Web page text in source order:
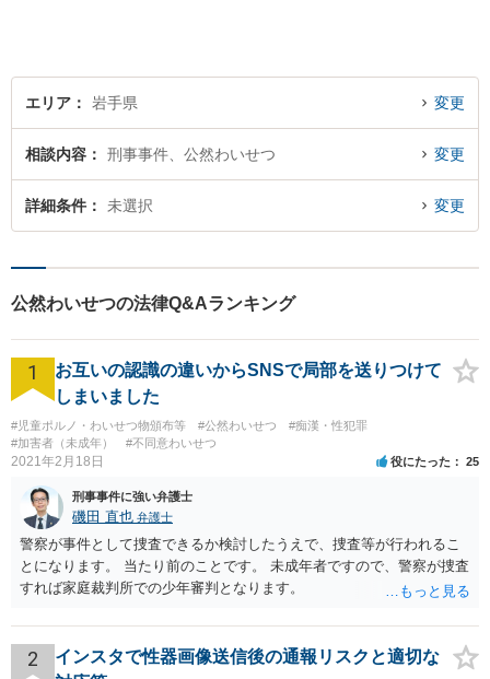
エリア 岩手県 変更
相談内容 刑事事件、公然わいせつ 変更
詳細条件 未選択 変更
公然わいせつの法律Q&Aランキング
1
お互いの認識の違いからSNSで局部を送りつけて
しまいました
#児童ポルノ・わいせつ物頒布等 #公然わいせつ
#痴漢・性犯罪
#加害者（未成年）
#不同意わいせつ
2021年2月18日 役にたった 25
刑事事件に強い弁護士
磯田 直也 弁護士
警察が事件として捜査できるか検討したうえで、捜査等が行われるこ
とになります。 当たり前のことです。 未成年者ですので、警察が捜査
すれば家庭裁判所での少年審判となります。
2
インスタで性器画像送信後の通報リスクと適切な